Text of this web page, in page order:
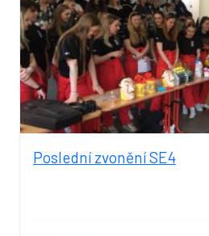
Poslední zvonění SE4